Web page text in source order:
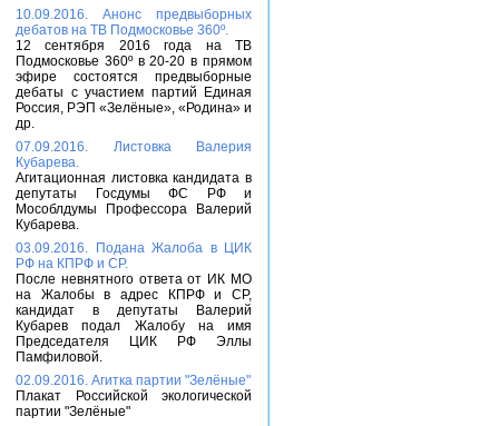
10.09.2016. Анонс предвыборных
дебатов на ТВ Подмосковье 360º.
12 сентября 2016 года на ТВ
Подмосковье 360º в 20-20 в прямом
эфире состоятся предвыборные
дебаты с участием партий Единая
Россия, РЭП «Зелёные», «Родина» и
др.
07.09.2016. Листовка Валерия
Кубарева.
Агитационная листовка кандидата в
депутаты Госдумы ФС РФ и
Мособлдумы Профессора Валерий
Кубарева.
03.09.2016. Подана Жалоба в ЦИК
РФ на КПРФ и СР.
После невнятного ответа от ИК МО
на Жалобы в адрес КПРФ и СР,
кандидат в депутаты Валерий
Кубарев подал Жалобу на имя
Председателя ЦИК РФ Эллы
Памфиловой.
02.09.2016. Агитка партии "Зелёные"
Плакат Российской экологической
партии "Зелёные"